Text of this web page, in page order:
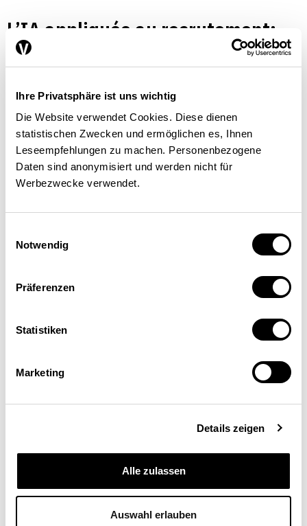
Ihre Privatsphäre ist uns wichtig
Die Website verwendet Cookies. Diese dienen
statistischen Zwecken und ermöglichen es, Ihnen
Leseempfehlungen zu machen. Personenbezogene
Daten sind anonymisiert und werden nicht für
Werbezwecke verwendet.
Notwendig
Präferenzen
Statistiken
Marketing
Details zeigen
Alle zulassen
Auswahl erlauben
L’IA appliquée au recrutement:
l’impression personnelle reste
Miriam Hofstetter,Oliver Roos,Marc Imhof|
27.05.2026
Lacunes numériques des
besoin de soutien?
NUMÉRIQUE
| 23.04.2026